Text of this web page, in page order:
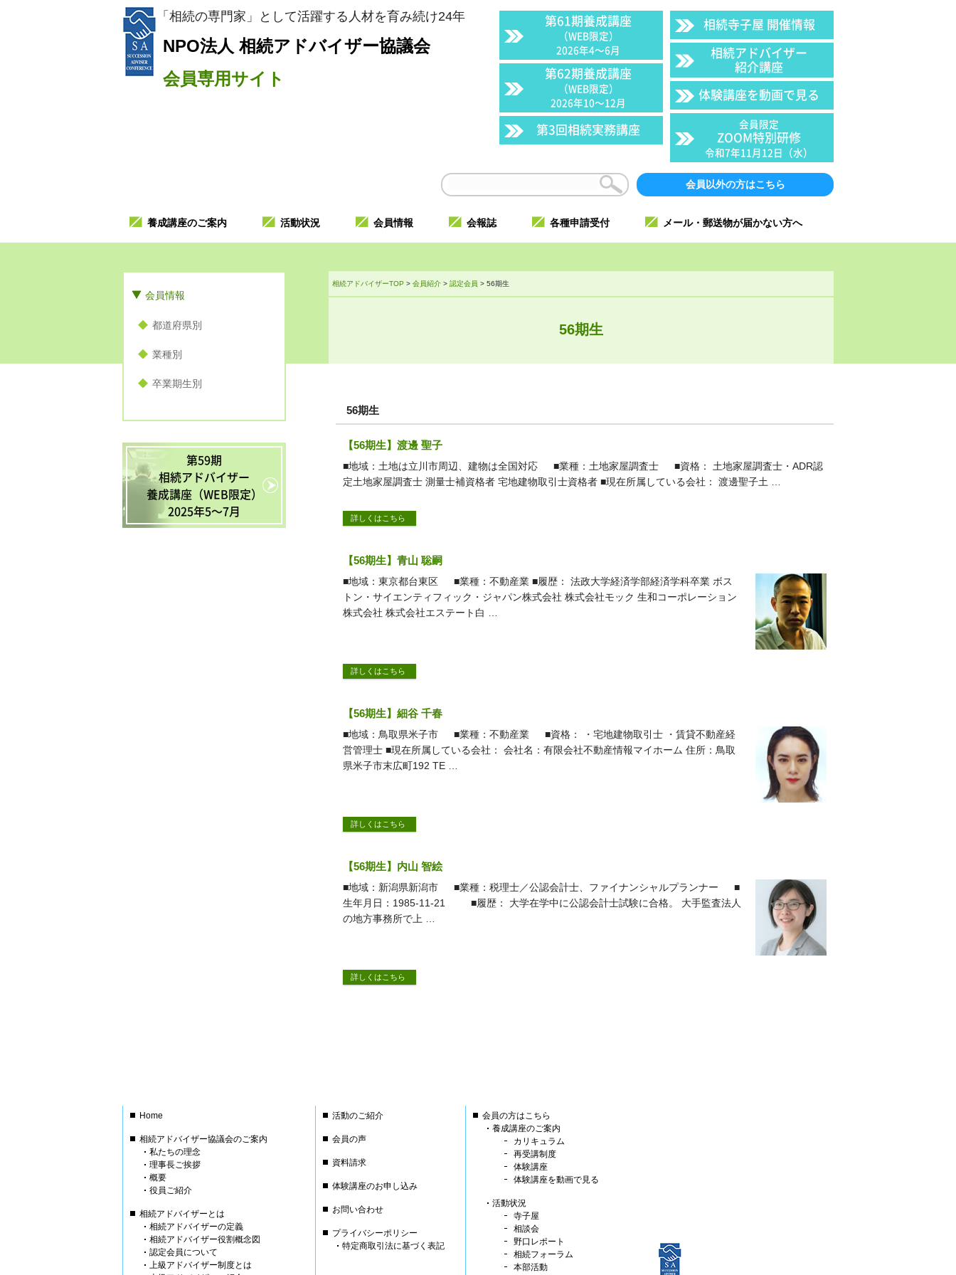
「相続の専門家」として活躍する人材を育み続け24年
NPO法人 相続アドバイザー協議会
会員専用サイト
第61期養成講座
（WEB限定）
2026年4〜6月
第62期養成講座
（WEB限定）
2026年10〜12月
第3回相続実務講座
相続寺子屋 開催情報
相続アドバイザー
紹介講座
体験講座を動画で見る
会員限定
ZOOM特別研修
令和7年11月12日（水）
会員以外の方はこちら
養成講座のご案内 活動状況 会員情報 会報誌 各種申請受付 メール・郵送物が届かない方へ
相続アドバイザーTOP > 会員紹介 > 認定会員 > 56期生
56期生
56期生
【56期生】渡邊 聖子
■地域：土地は立川市周辺、建物は全国対応 ■業種：土地家屋調査士 ■資格： 土地家屋調査士・ADR認
定土地家屋調査士 測量士補資格者 宅地建物取引士資格者 ■現在所属している会社： 渡邊聖子土 …
詳しくはこちら
【56期生】青山 聡嗣
■地域：東京都台東区 ■業種：不動産業 ■履歴： 法政大学経済学部経済学科卒業 ボス
トン・サイエンティフィック・ジャパン株式会社 株式会社モック 生和コーポレーション
株式会社 株式会社エステート白 …
詳しくはこちら
【56期生】細谷 千春
■地域：鳥取県米子市 ■業種：不動産業 ■資格： ・宅地建物取引士 ・賃貸不動産経
営管理士 ■現在所属している会社： 会社名：有限会社不動産情報マイホーム 住所：鳥取
県米子市末広町192 TE …
詳しくはこちら
【56期生】内山 智絵
■地域：新潟県新潟市 ■業種：税理士／公認会計士、ファイナンシャルプランナー ■
生年月日：1985-11-21 ■履歴： 大学在学中に公認会計士試験に合格。 大手監査法人
の地方事務所で上 …
詳しくはこちら
会員情報
都道府県別
業種別
卒業期生別
第59期
相続アドバイザー
養成講座（WEB限定）
2025年5〜7月
Home
相続アドバイザー協議会のご案内
私たちの理念
理事長ご挨拶
概要
役員ご紹介
相続アドバイザーとは
相続アドバイザーの定義
相続アドバイザー役割概念図
認定会員について
上級アドバイザー制度とは
活動のご紹介
会員の声
資料請求
体験講座のお申し込み
お問い合わせ
プライバシーポリシー
特定商取引法に基づく表記
会員の方はこちら
養成講座のご案内
カリキュラム
再受講制度
体験講座
体験講座を動画で見る
活動状況
寺子屋
相談会
野口レポート
相続フォーラム
本部活動